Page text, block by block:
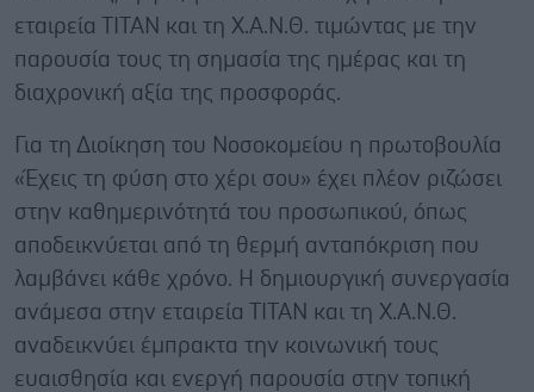
εταιρεία ΤΙΤΑΝ και τη Χ.Α.Ν.Θ. τιμώντας με την
παρουσία τους τη σημασία της ημέρας και τη
διαχρονική αξία της προσφοράς.
Για τη Διοίκηση του Νοσοκομείου η πρωτοβουλία
«Έχεις τη φύση στο χέρι σου» έχει πλέον ριζώσει
στην καθημερινότητά του προσωπικού, όπως
αποδεικνύεται από τη θερμή ανταπόκριση που
λαμβάνει κάθε χρόνο. Η δημιουργική συνεργασία
ανάμεσα στην εταιρεία ΤΙΤΑΝ και τη Χ.Α.Ν.Θ.
αναδεικνύει έμπρακτα την κοινωνική τους
ευαισθησία και ενεργή παρουσία στην τοπική